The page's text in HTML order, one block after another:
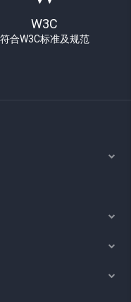
W3C
符合W3C标准及规范